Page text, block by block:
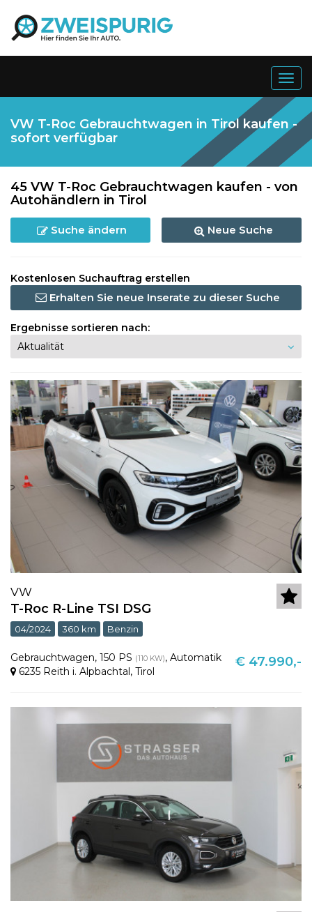
VW T-Roc Gebrauchtwagen in Tirol kaufen -
sofort verfügbar
45 VW T-Roc Gebrauchtwagen kaufen - von
Autohändlern in Tirol
Suche ändern Neue Suche
Kostenlosen Suchauftrag erstellen
Erhalten Sie neue Inserate zu dieser Suche
Ergebnisse sortieren nach:
VW
T-Roc R-Line TSI DSG
04/2024 360 km Benzin
Gebrauchtwagen, 150 PS (110 KW), Automatik
6235 Reith i. Alpbachtal , Tirol
€ 47.990,-